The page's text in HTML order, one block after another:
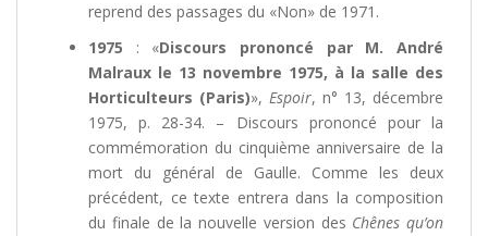
reprend des passages du «Non» de 1971.
1975 : «Discours prononcé par M. André
Malraux le 13 novembre 1975, à la salle des
Horticulteurs (Paris)», Espoir, n° 13, décembre
1975, p. 28-34. – Discours prononcé pour la
commémoration du cinquième anniversaire de la
mort du général de Gaulle. Comme les deux
précédent, ce texte entrera dans la composition
du finale de la nouvelle version des Chênes qu’on